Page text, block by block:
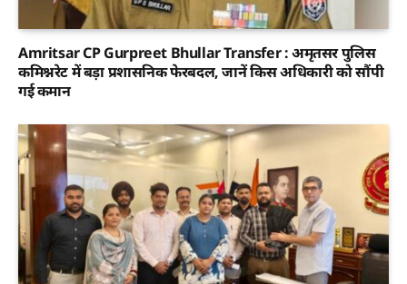
Amritsar CP Gurpreet Bhullar Transfer : अमृतसर पुलिस
कमिश्नरेट में बड़ा प्रशासनिक फेरबदल, जानें किस अधिकारी को सौंपी
गई कमान